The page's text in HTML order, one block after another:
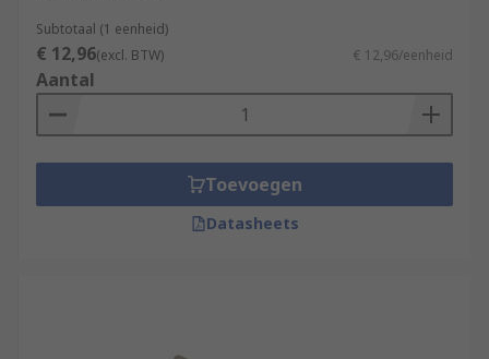
Subtotaal (1 eenheid)
€ 12,96(excl. BTW) € 12,96/eenheid
Aantal
Toevoegen
Datasheets